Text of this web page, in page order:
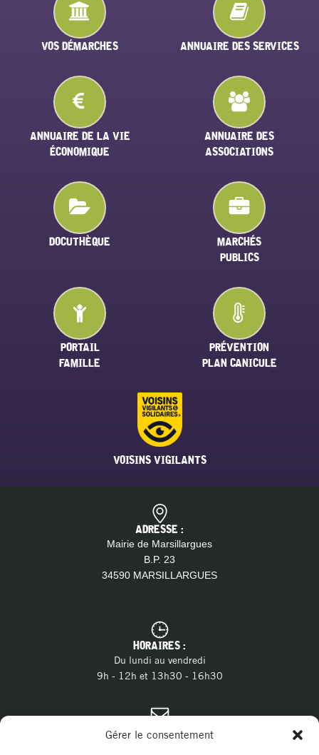
Gérer le consentement
VOS DÉMARCHES ANNUAIRE DES SERVICES
ANNUAIRE DE LA VIE
ÉCONOMIQUE
ANNUAIRE DES
ASSOCIATIONS
DOCUTHÈQUE
MARCHÉS
PUBLICS
PORTAIL
FAMILLE
PRÉVENTION
PLAN CANICULE
VOISINS VIGILANTS
ADRESSE :
Mairie de Marsillargues
B.P. 23
34590 MARSILLARGUES
HORAIRES :
Du lundi au vendredi
9h - 12h et 13h30 - 16h30
CONTACT :